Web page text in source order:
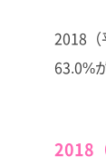
2018（
63.0%
2018